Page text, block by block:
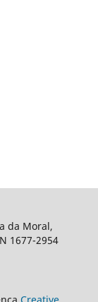
da Moral,
1677-2954